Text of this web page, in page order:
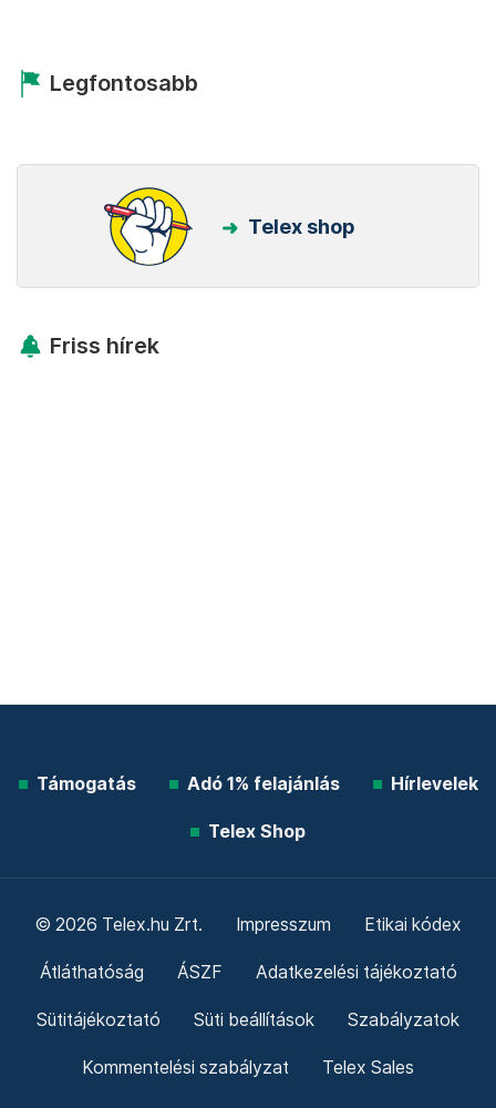
Legfontosabb
Telex shop
Friss hírek
Támogatás Adó 1% felajánlás Hírlevelek
Telex Shop
© 2026 Telex.hu Zrt. Impresszum Etikai kódex
Átláthatóság ÁSZF Adatkezelési tájékoztató
Sütitájékoztató Süti beállítások Szabályzatok
Kommentelési szabályzat Telex Sales